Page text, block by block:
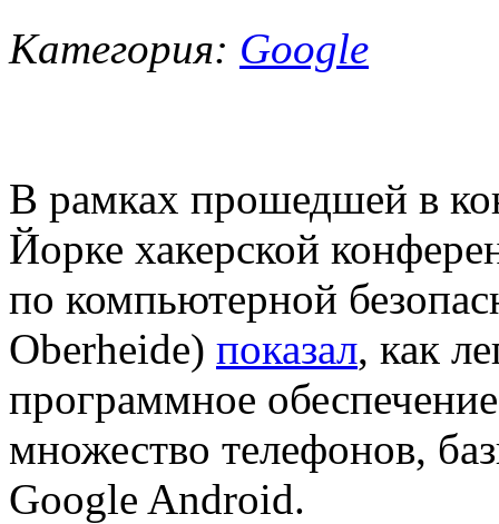
Категория: Google
В рамках прошедшей в
Йорке хакерской
по компьютерной
Oberheide) показал, как
программное
множество телефонов,
Google Android.